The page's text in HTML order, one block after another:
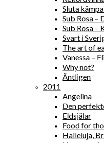
Sluta
Sub Rosa –
Sub Rosa –
Svart i
The art of
Vanessa –
Why not?
Äntligen
2011
Angelina
Den
Eldsjälar
Food for
Halleluja,